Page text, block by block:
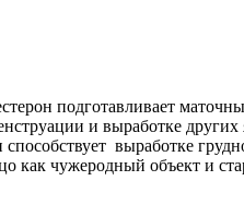
подготавливает
и выработке других
выработке
чужеродный объект и